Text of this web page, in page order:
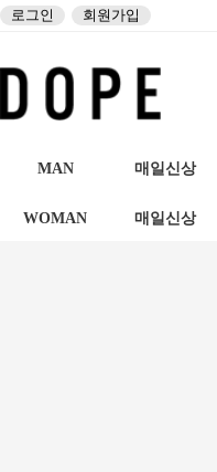
로그인 회원가입
MAN 매일신상
WOMAN 매일신상